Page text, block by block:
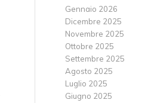
Gennaio 2026
Dicembre 2025
Novembre 2025
Ottobre 2025
Settembre 2025
Agosto 2025
Luglio 2025
Giugno 2025